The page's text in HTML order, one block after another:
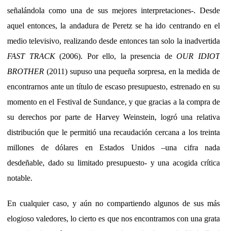
señalándola como una de sus mejores interpretaciones-. Desde
aquel entonces, la andadura de Peretz se ha ido centrando en el
medio televisivo, realizando desde entonces tan solo la inadvertida
FAST TRACK(2006). Por ello, la presencia deOUR IDIOT
BROTHER (2011) supuso una pequeña sorpresa, en la medida de
encontrarnos ante un título de escaso presupuesto, estrenado en su
momento en el Festival de Sundance, y que gracias a la compra de
su derechos por parte de Harvey Weinstein, logró una relativa
distribución que le permitió una recaudación cercana a los treinta
millones de dólares en Estados Unidos –una cifra nada
desdeñable, dado su limitado presupuesto- y una acogida crítica
notable.
En cualquier caso, y aún no compartiendo algunos de sus más
elogioso valedores, lo cierto es que nos encontramos con una grata